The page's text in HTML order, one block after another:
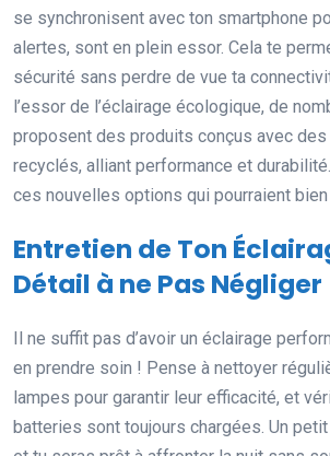
se synchronisent avec ton smartphone
alertes, sont en plein essor. Cela te
sécurité sans perdre de vue ta
l’essor de l’éclairage écologique, de
proposent des produits conçus avec des
recyclés, alliant performance et
ces nouvelles options qui pourraient
Entretien de Ton
Détail à ne Pas Négliger
Il ne suffit pas d’avoir un éclairage
en prendre soin ! Pense à nettoyer
lampes pour garantir leur efficacité, et
batteries sont toujours chargées. Un